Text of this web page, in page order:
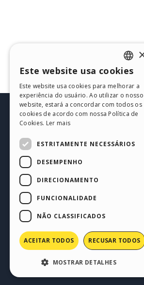
HELP CENTER
Comunidade
Websites de usuários
Copyright © 2026Incomedia s.r.l.
Este site contém conteúdo
terceiros em conexão com ou
ENGLISH
ITALIAN
GERMAN
PORTUGUESE
Este website usa cookies
Este website usa cookies para melhorar a
experiência do usuário. Ao utilizar o nosso
website, estará a concordar com todos os
cookies de acordo com nossa Política de
Cookies. Ler mais
ESTRITAMENTE NECESSÁRIOS
DESEMPENHO
DIRECIONAMENTO
FUNCIONALIDADE
NÃO CLASSIFICADOS
ACEITAR TODOS RECUSAR TODOS
MOSTRAR DETALHES